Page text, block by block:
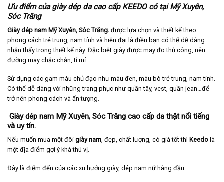
Ưu điểm của giày dép da cao cấp KEEDO có tại Mỹ Xuyên,
Sóc Trăng
Giày dép nam Mỹ Xuyên, Sóc Trăng. được lựa chọn và thiết kế theo
phong cách trẻ trung, nam tính và hiện đại là điều bạn có thể dễ dàng
nhận thấy trong thiết kế này. Đặc biệt giày được may đo thủ công, nên
đường may chắc chắn, tỉ mỉ.
Sử dụng các gam màu chủ đạo như màu đen, màu bò trẻ trung, nam tính.
Có thể dễ dàng với những trang phục như quần tây, vest, quần jean…để
trở nên phong cách và ấn tượng.
Giày dép nam Mỹ Xuyên, Sóc Trăng cao cấp da thật nổi tiếng
và uy tín.
Nếu muốn mua một đôi giày nam , đẹp, chất lượng, có giá tốt thì Keedo là
một địa điểm gợi ý khá thú vị.
Đây là điểm đến của các xu hướng giày, dép nam nữ hàng đầu.